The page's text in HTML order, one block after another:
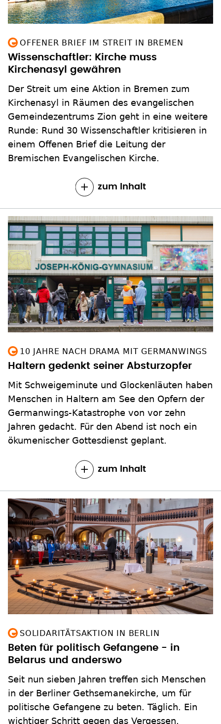
OFFENER BRIEF IM STREIT IN BREMEN
Wissenschaftler: Kirche muss
Kirchenasyl gewähren
Der Streit um eine Aktion in Bremen zum
Kirchenasyl in Räumen des evangelischen
Gemeindezentrums Zion geht in eine weitere
Runde: Rund 30 Wissenschaftler kritisieren in
einem Offenen Brief die Leitung der
Bremischen Evangelischen Kirche.
zum Inhalt
10 JAHRE NACH DRAMA MIT GERMANWINGS
Haltern gedenkt seiner Absturzopfer
Mit Schweigeminute und Glockenläuten haben
Menschen in Haltern am See den Opfern der
Germanwings-Katastrophe von vor zehn
Jahren gedacht. Für den Abend ist noch ein
ökumenischer Gottesdienst geplant.
zum Inhalt
SOLIDARITÄTSAKTION IN BERLIN
Beten für politisch Gefangene - in
Belarus und anderswo
Seit nun sieben Jahren treffen sich Menschen
in der Berliner Gethsemanekirche, um für
politische Gefangene zu beten. Täglich. Ein
wichtiger Schritt gegen das Vergessen.